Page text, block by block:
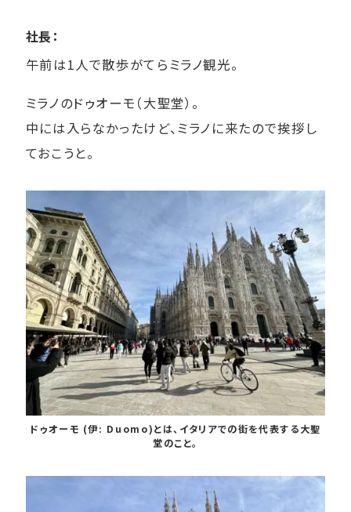
社長：
午前は1人で散歩がてらミラノ観光。
ミラノのドゥオーモ（大聖堂）。
中には入らなかったけど、ミラノに来たので挨拶し
ておこうと。
ドゥオーモ (伊: Duomo)とは、イタリアでの街を代表する大聖
堂のこと。